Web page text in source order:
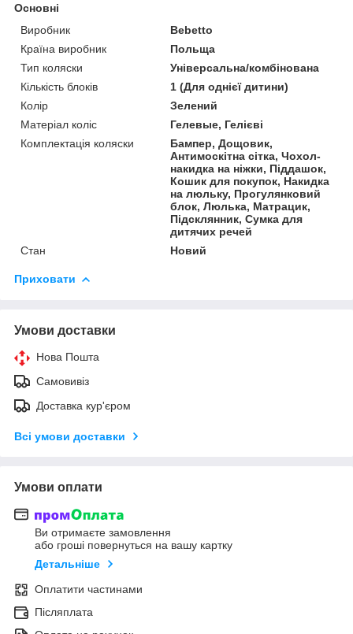
Основні
Виробник
Bebetto
Країна виробник
Польща
Тип коляски
Універсальна/комбінована
Кількість блоків
1 (Для однієї дитини)
Колір
Зелений
Матеріал коліс
Гелевые, Гелієві
Комплектація коляски
Бампер, Дощовик,
Антимоскітна сітка, Чохол-
накидка на ніжки, Піддашок,
Кошик для покупок, Накидка
на люльку, Прогулянковий
блок, Люлька, Матрацик,
Підсклянник, Сумка для
дитячих речей
Стан
Новий
Приховати
Умови доставки
Нова Пошта
Самовивіз
Доставка кур'єром
Всі умови доставки
Умови оплати
Ви отримаєте замовлення
або гроші повернуться на вашу картку
Детальніше
Оплатити частинами
Післяплата